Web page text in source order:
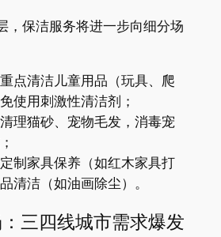
，保洁服务将进一步向细分场
点清洁儿童用品（玩具、爬
使用刺激性清洁剂；
理猫砂、宠物毛发，消毒宠
制家具保养（如红木家具打
清洁（如油画除尘）。
三四线城市需求爆发